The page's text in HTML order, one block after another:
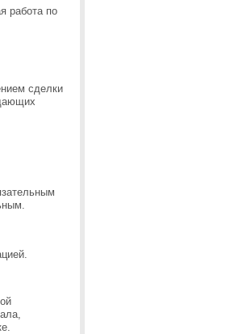
работа по
сделки